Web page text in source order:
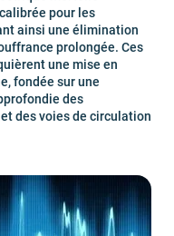
pour les
ainsi une élimination
prolongée. Ces
une mise en
fondée sur une
des
des voies de circulation